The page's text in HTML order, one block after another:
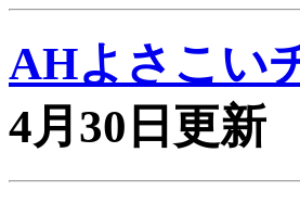
AHよさこい
4月30日更新